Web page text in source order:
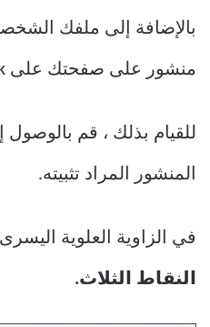
بالإضافة إلى ملفك
منشور على صفحتك على Facebook.
للقيام بذلك ، قم
المنشور المراد تثبيته.
في الزاوية العلوية
النقاط الثلاث.